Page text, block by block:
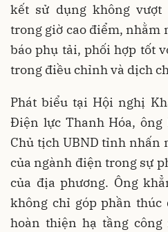
kết sử dụng không
trong giờ cao điểm, nhằm
báo phụ tải, phối hợp tốt
trong điều chỉnh và dịch
Phát biểu tại Hội nghị
Điện lực Thanh Hóa,
Chủ tịch UBND tỉnh nhấn
của ngành điện trong sự
của địa phương. Ông
không chỉ góp phần
hoàn thiện hạ tầng